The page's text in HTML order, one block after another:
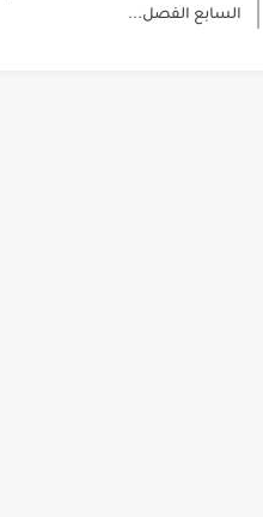
السابع الفصل...